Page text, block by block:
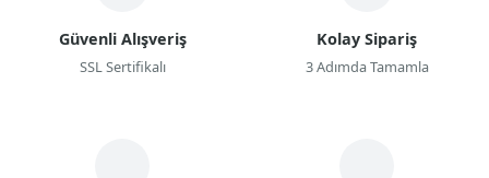
Güvenli Alışveriş
SSL Sertifikalı
Kolay Sipariş
3 Adımda Tamamla